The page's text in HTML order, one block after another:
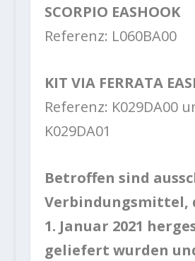
SCORPIO EASHOOK
Referenz: L060BA00
KIT VIA FERRATA
Referenz: K029DA00
K029DA01
Betroffen sind
Verbindungsmittel,
1. Januar 2021
geliefert wurden